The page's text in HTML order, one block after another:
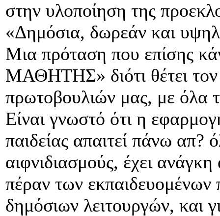
στην υλοποίηση της
«Δημόσια, δωρεάν και
Μια πρόταση που επίσης
ΜΑΘΗΤΗΣ» διότι θέτει τον
πρωτοβουλιών μας, με όλα
Είναι γνωστό ότι η
παιδείας απαιτεί πάνω απ?
αιφνιδιασμούς, έχει
πέραν των
δημόσιων λειτουργών, και